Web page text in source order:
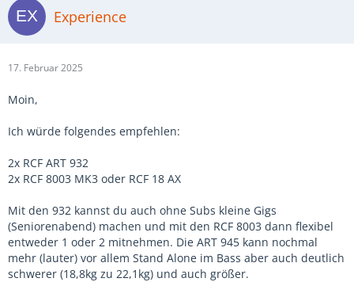
Experience
17. Februar 2025
Moin,
Ich würde folgendes empfehlen:
2x RCF ART 932
2x RCF 8003 MK3 oder RCF 18 AX
Mit den 932 kannst du auch ohne Subs kleine Gigs
(Seniorenabend) machen und mit den RCF 8003 dann flexibel
entweder 1 oder 2 mitnehmen. Die ART 945 kann nochmal
mehr (lauter) vor allem Stand Alone im Bass aber auch deutlich
schwerer (18,8kg zu 22,1kg) und auch größer.